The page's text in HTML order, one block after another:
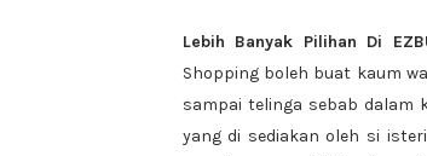
Lebih Banyak Pilihan Di
Shopping boleh buat kaum
sampai telinga sebab dalam
yang di sediakan oleh si